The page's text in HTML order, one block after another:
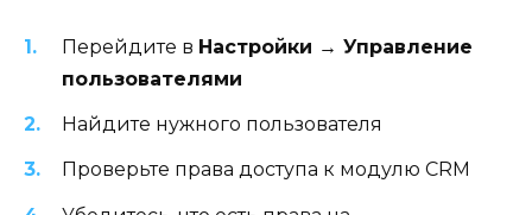
Перейдите в Настройки → Управление
пользователями
Найдите нужного пользователя
Проверьте права доступа к модулю CRM